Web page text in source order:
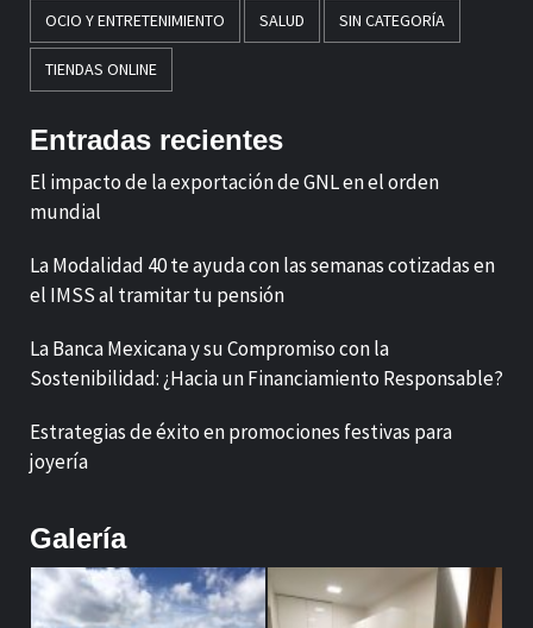
OCIO Y ENTRETENIMIENTO SALUD SIN CATEGORÍA
TIENDAS ONLINE
Entradas recientes
El impacto de la exportación de GNL en el orden
mundial
La Modalidad 40 te ayuda con las semanas cotizadas en
el IMSS al tramitar tu pensión
La Banca Mexicana y su Compromiso con la
Sostenibilidad: ¿Hacia un Financiamiento Responsable?
Estrategias de éxito en promociones festivas para
joyería
Galería